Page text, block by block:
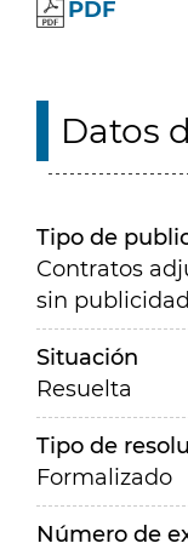
PDF
Datos
Tipo de
Contratos
sin publicidad
Situación
Resuelta
Tipo de
Formalizado
Número de